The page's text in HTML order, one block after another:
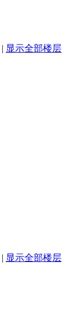
| 显示全部楼层
| 显示全部楼层